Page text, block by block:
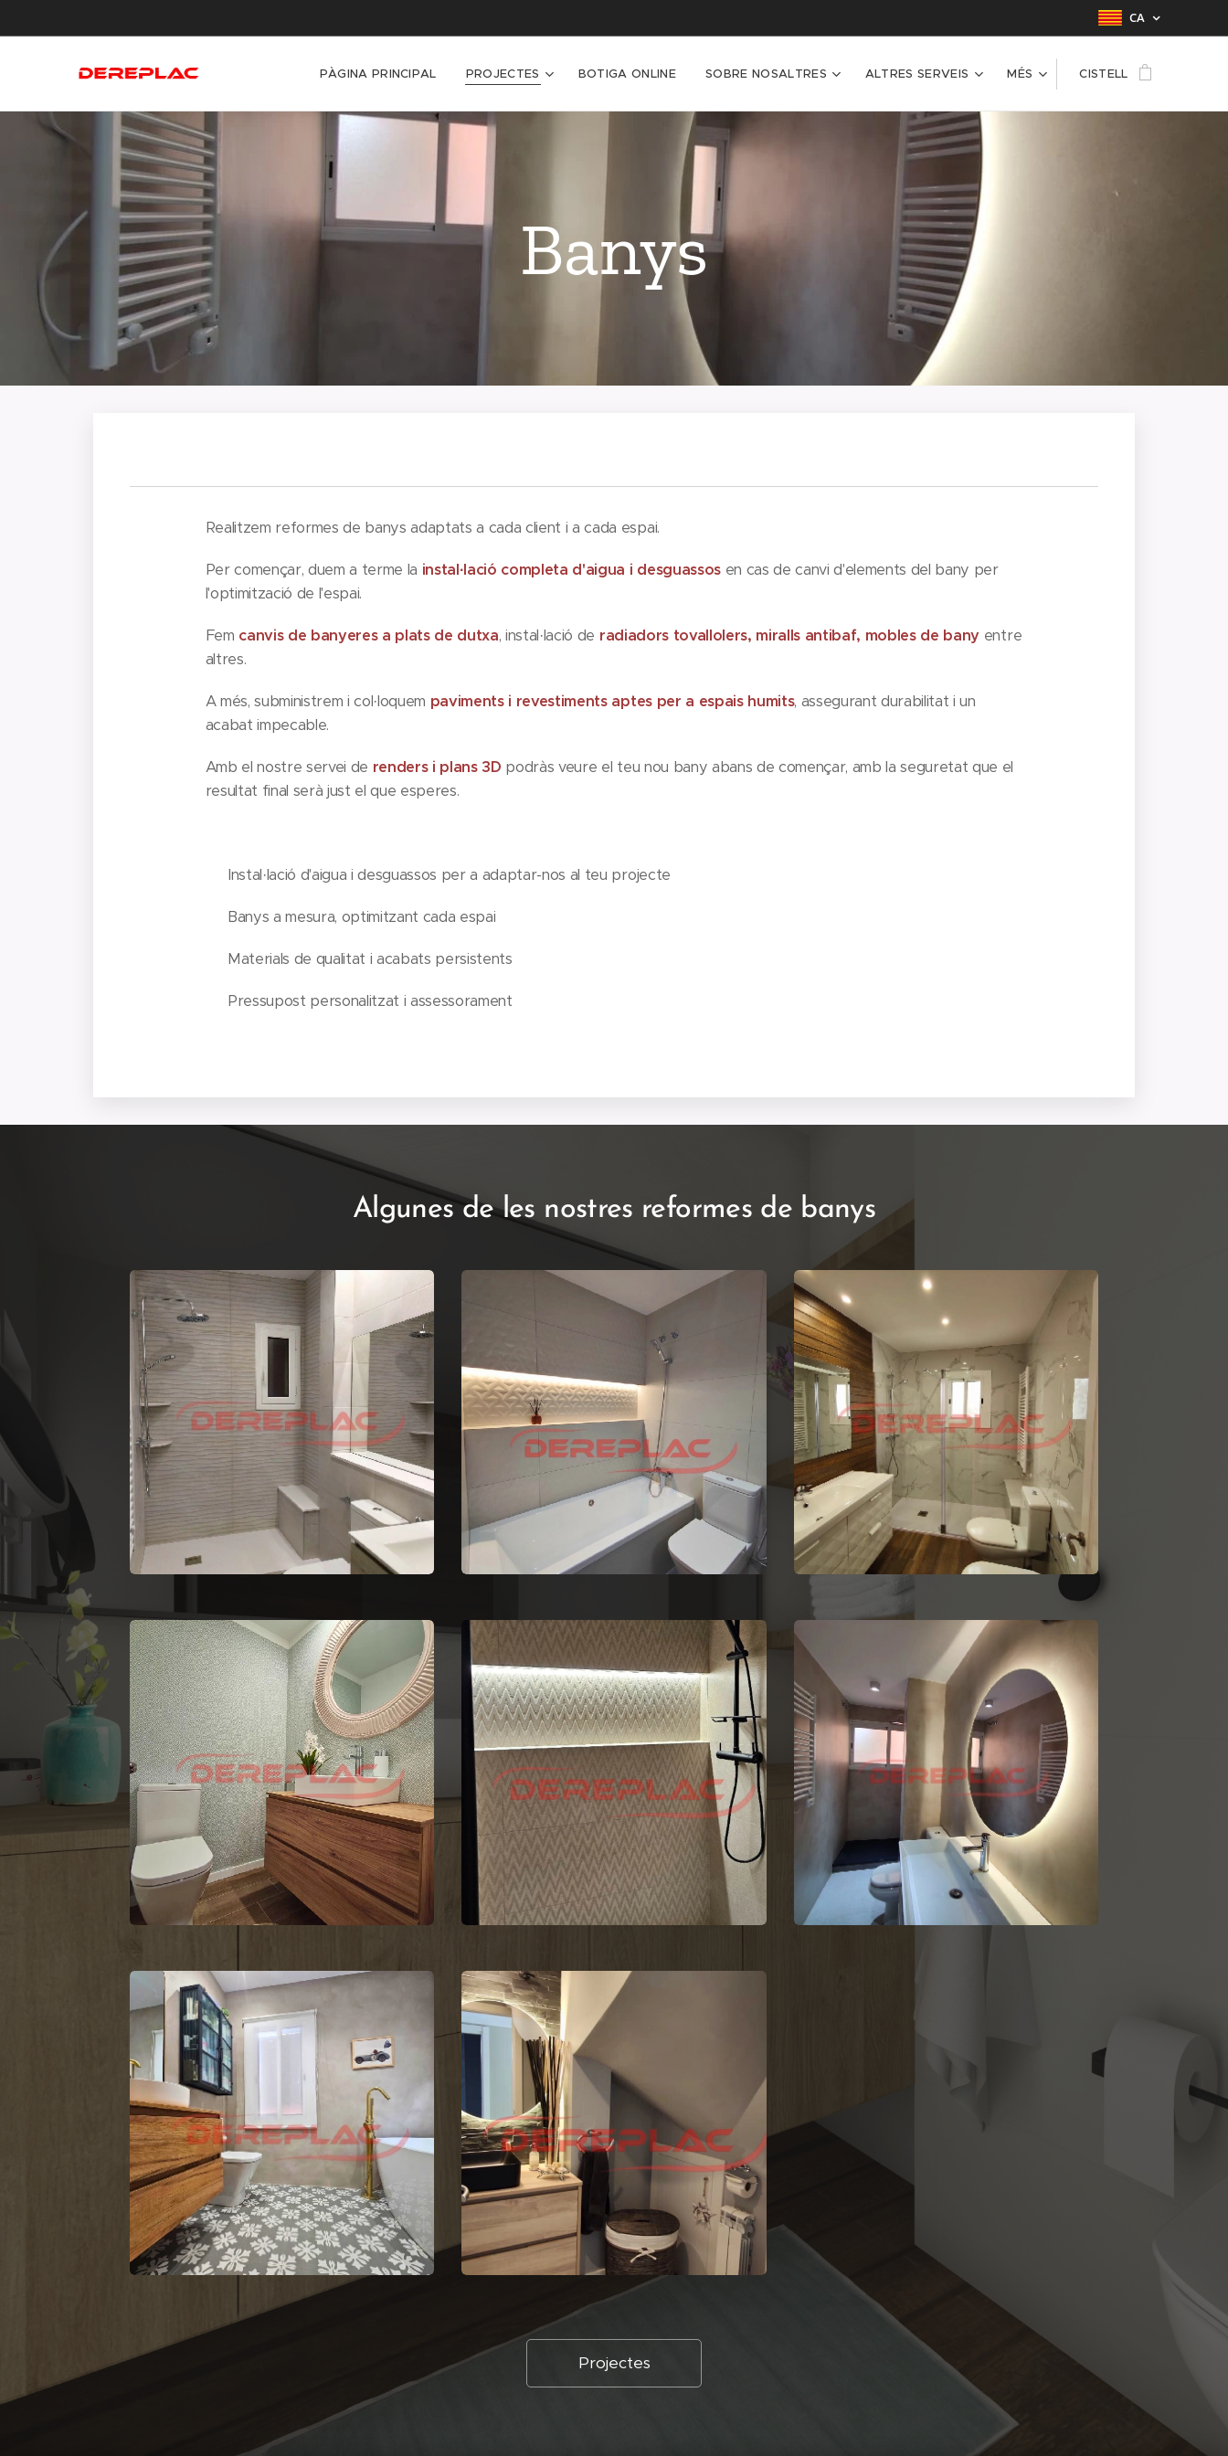
CA
PÀGINA PRINCIPAL PROJECTES BOTIGA ONLINE SOBRE NOSALTRES ALTRES SERVEIS MÉS CISTELL
Banys
Realitzem reformes de banys adaptats a cada client i a cada espai.
Per començar, duem a terme la instal·lació completa d'aigua i desguassosen cas de canvi d'elements del bany per
l'optimització de l'espai.
Fem canvis de banyeres a plats de dutxa, instal·lació de radiadors tovallolers, miralls antibaf, mobles de bany entre
altres.
A més, subministrem i col·loquem paviments i revestiments aptes per a espais humits, assegurant durabilitat i un
acabat impecable.
Amb el nostre servei de renders i plans 3D podràs veure el teu nou bany abans de començar, amb la seguretat que el
resultat final serà just el que esperes.
✔️ Instal·lació d'aigua i desguassos per a adaptar-nos al teu projecte
✔️ Banys a mesura, optimitzant cada espai
✔️ Materials de qualitat i acabats persistents
✔️ Pressupost personalitzat i assessorament
Algunes de les nostres reformes de banys
Projectes